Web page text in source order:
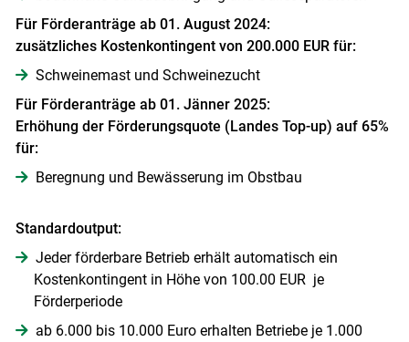
Für Förderanträge ab 01. August 2024:
zusätzliches Kostenkontingent von 200.000 EUR für:
Schweinemast und Schweinezucht
Für Förderanträge ab 01. Jänner 2025:
Erhöhung der Förderungsquote (Landes Top-up) auf 65%
für:
Beregnung und Bewässerung im Obstbau
Standardoutput:
Jeder förderbare Betrieb erhält automatisch ein
Kostenkontingent in Höhe von 100.00 EUR je
Förderperiode
ab 6.000 bis 10.000 Euro erhalten Betriebe je 1.000